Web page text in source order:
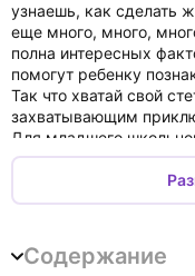
узнаешь, как сделать
еще много, много,
полна интересных
помогут ребенку
Так что хватай свой
захватывающим
Для младшего
Содержание